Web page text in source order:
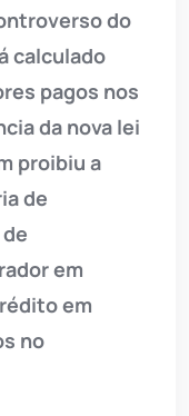
do
calculado
pagos nos
da nova lei
proibiu a
de
em
em
no